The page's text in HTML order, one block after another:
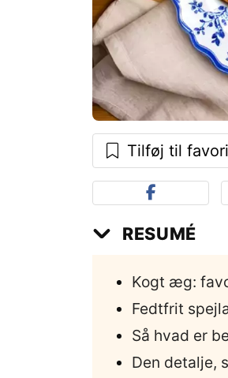
Tilføj til
RESUMÉ
Kogt æg:
Fedtfrit
Så hvad er
Den detalje,